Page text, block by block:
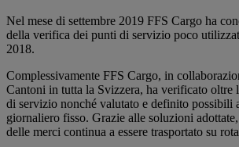
Nel mese di settembre 2019 FFS Cargo ha
della verifica dei punti di servizio poco
2018.
Complessivamente FFS Cargo, in
Cantoni in tutta la Svizzera, ha verificato oltre
di servizio nonché valutato e definito possibili
giornaliero fisso. Grazie alle soluzioni
delle merci continua a essere trasportato su